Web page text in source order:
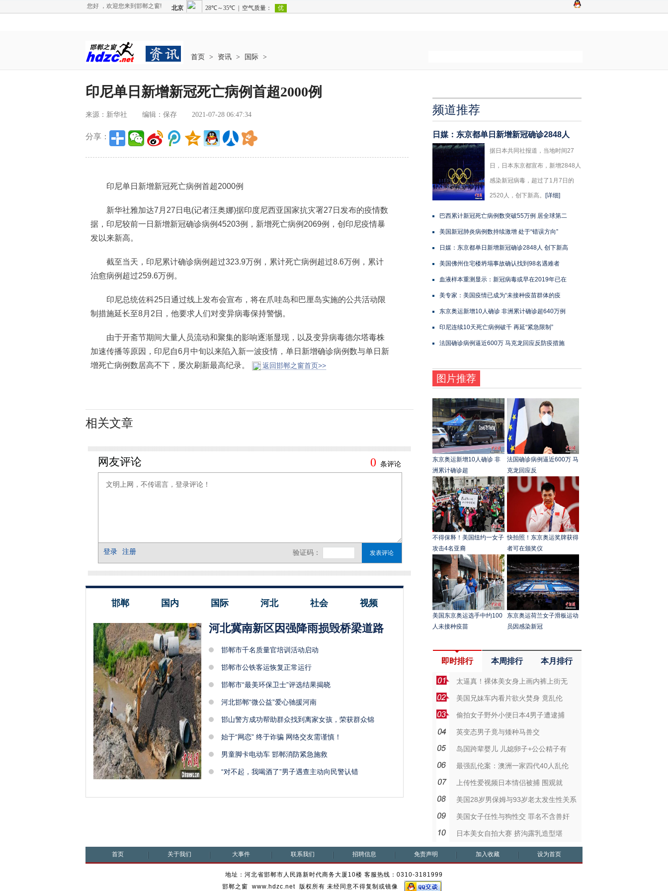
您好 ，欢迎您来到邯郸之窗!
首页 > 资讯 > 国际 >
印尼单日新增新冠死亡病例首超2000例
来源：新华社 编辑：保存 2021-07-28 06:47:34
分享：
印尼单日新增新冠死亡病例首超2000例
新华社雅加达7月27日电(记者汪奥娜)据印度尼西亚国家抗灾署27日发布的疫情数
据，印尼较前一日新增新冠确诊病例45203例，新增死亡病例2069例，创印尼疫情暴
发以来新高。
截至当天，印尼累计确诊病例超过323.9万例，累计死亡病例超过8.6万例，累计
治愈病例超过259.6万例。
印尼总统佐科25日通过线上发布会宣布，将在爪哇岛和巴厘岛实施的公共活动限
制措施延长至8月2日，他要求人们对变异病毒保持警惕。
由于开斋节期间大量人员流动和聚集的影响逐渐显现，以及变异病毒德尔塔毒株
加速传播等原因，印尼自6月中旬以来陷入新一波疫情，单日新增确诊病例数与单日新
增死亡病例数居高不下，屡次刷新最高纪录。
返回邯郸之窗首页>>
相关文章
邯郸 国内 国际 河北 社会 视频
河北冀南新区因强降雨损毁桥梁道路
邯郸市千名质量官培训活动启动
邯郸市公铁客运恢复正常运行
邯郸市“最美环保卫士”评选结果揭晓
河北邯郸“微公益”爱心驰援河南
邯山警方成功帮助群众找到离家女孩，荣获群众锦
始于“网恋” 终于诈骗 网络交友需谨慎！
男童脚卡电动车 邯郸消防紧急施救
“对不起，我喝酒了”男子遇查主动向民警认错
频道推荐
日媒：东京都单日新增新冠确诊2848人
据日本共同社报道，当地时间27
日，日本东京都宣布，新增2848人
感染新冠病毒，超过了1月7日的
2520人，创下新高。 [详细]
巴西累计新冠死亡病例数突破55万例 居全球第二
美国新冠肺炎病例数持续激增 处于“错误方向”
日媒：东京都单日新增新冠确诊2848人 创下新高
美国佛州住宅楼坍塌事故确认找到98名遇难者
血液样本重测显示：新冠病毒或早在2019年已在
美专家：美国疫情已成为“未接种疫苗群体的疫
东京奥运新增10人确诊 非洲累计确诊超640万例
印尼连续10天死亡病例破千 再延“紧急限制”
法国确诊病例逼近600万 马克龙回应反防疫措施
图片推荐
东京奥运新增10人确诊 非
洲累计确诊超
法国确诊病例逼近600万 马
克龙回应反
不得保释！美国纽约一女子
攻击4名亚裔
快拍照！东京奥运奖牌获得
者可在颁奖仪
美国东京奥运选手中约100
人未接种疫苗
东京奥运荷兰女子滑板运动
员因感染新冠
即时排行 本周排行 本月排行
太逼真！裸体美女身上画内裤上街无
美国兄妹车内看片欲火焚身 竟乱伦
偷拍女子野外小便日本4男子遭逮捕
英变态男子竟与矮种马兽交
岛国跨辈婴儿 儿媳卵子+公公精子有
最强乱伦案：澳洲一家四代40人乱伦
上传性爱视频日本情侣被捕 围观就
美国28岁男保姆与93岁老太发生性关系
美国女子任性与狗性交 罪名不含兽奸
日本美女自拍大赛 挤沟露乳造型堪
首页 关于我们 大事件 联系我们 招聘信息 免责声明 加入收藏 设为首页
地址：河北省邯郸市人民路新时代商务大厦10楼 客服热线：0310-3181999
邯郸之窗 www.hdzc.net 版权所有 未经同意不得复制或镜像